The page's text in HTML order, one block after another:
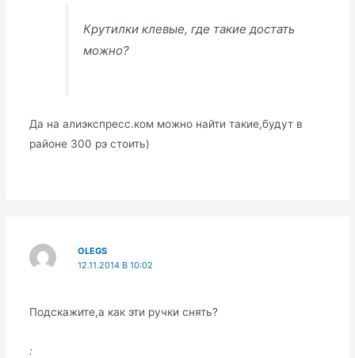
Крутилки клевые, где такие достать
можно?
Да на алиэкспресс.ком можно найти такие,будут в
районе 300 рэ стоить)
OLEGS
12.11.2014 В 10:02
Подскажите,а как эти ручки снять?
: